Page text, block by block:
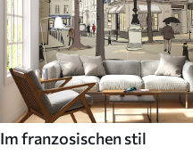
Im franzosischen stil